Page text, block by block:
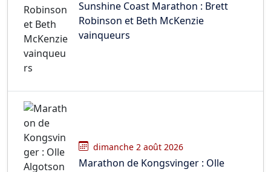
Sunshine Coast Marathon : Brett
Robinson et Beth McKenzie
vainqueurs
dimanche 2 août 2026
Marathon de Kongsvinger : Olle